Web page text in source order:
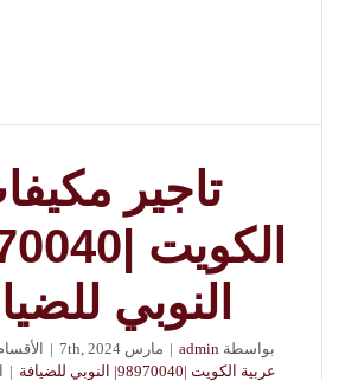
تاجير
النوبي
بواسطة admin
| مارس 7th, 2024 |
عربية الكويت |98970040| النوبي للضيافة
|